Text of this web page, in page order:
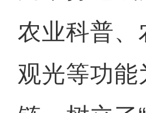
农业科普
观光等功